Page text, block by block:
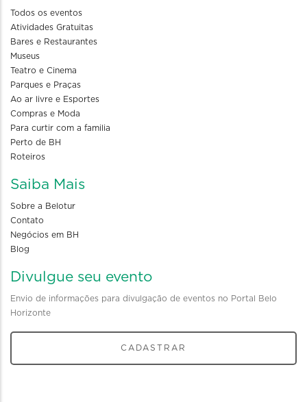
Todos os eventos
Atividades Gratuitas
Bares e Restaurantes
Museus
Teatro e Cinema
Parques e Praças
Ao ar livre e Esportes
Compras e Moda
Para curtir com a familia
Perto de BH
Roteiros
Saiba Mais
Sobre a Belotur
Contato
Negócios em BH
Blog
Divulgue seu evento
Envio de informações para divulgação de eventos no Portal Belo
Horizonte
CADASTRAR